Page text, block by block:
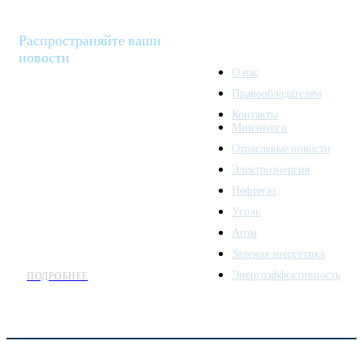
Распространяйте ваши
новости
ПОДРОБНЕЕ
О нас
Правообладателям
Контакты
Минэнерго
Отраслевые новости
Электроэнергия
Нефтегаз
Уголь
Атом
Зеленая энергетика
Энергоэффективность